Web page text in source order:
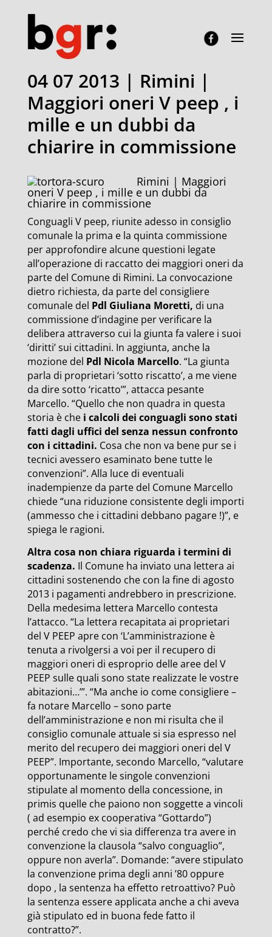
04 07 2013 | Rimini |
Maggiori oneri V peep , i
mille e un dubbi da
chiarire in commissione
Rimini | Maggiori
oneri V peep , i mille e un dubbi da
chiarire in commissione
Conguagli V peep, riunite adesso in consiglio
comunale la prima e la quinta commissione
per approfondire alcune questioni legate
all’operazione di raccatto dei maggiori oneri da
parte del Comune di Rimini. La convocazione
dietro richiesta, da parte del consigliere
comunale del Pdl Giuliana Moretti, di una
commissione d’indagine per verificare la
delibera attraverso cui la giunta fa valere i suoi
‘diritti’ sui cittadini. In aggiunta, anche la
mozione del Pdl Nicola Marcello. “La giunta
parla di proprietari ‘sotto riscatto’, a me viene
da dire sotto ‘ricatto’”, attacca pesante
Marcello. “Quello che non quadra in questa
storia è chei calcoli dei conguagli sono stati
fatti dagli uffici del senza nessun confronto
con i cittadini. Cosa che non va bene pur se i
tecnici avessero esaminato bene tutte le
convenzioni”. Alla luce di eventuali
inadempienze da parte del Comune Marcello
chiede “una riduzione consistente degli importi
(ammesso che i cittadini debbano pagare !)”, e
spiega le ragioni.
Altra cosa non chiara riguarda i termini di
scadenza. Il Comune ha inviato una lettera ai
cittadini sostenendo che con la fine di agosto
2013 i pagamenti andrebbero in prescrizione.
Della medesima lettera Marcello contesta
l’attacco. “La lettera recapitata ai proprietari
del V PEEP apre con ‘L’amministrazione è
tenuta a rivolgersi a voi per il recupero di
maggiori oneri di esproprio delle aree del V
PEEP sulle quali sono state realizzate le vostre
abitazioni…’”. “Ma anche io come consigliere –
fa notare Marcello – sono parte
dell’amministrazione e non mi risulta che il
consiglio comunale attuale si sia espresso nel
merito del recupero dei maggiori oneri del V
PEEP”. Importante, secondo Marcello, “valutare
opportunamente le singole convenzioni
stipulate al momento della concessione, in
primis quelle che paiono non soggette a vincoli
( ad esempio ex cooperativa “Gottardo”)
perché credo che vi sia differenza tra avere in
convenzione la clausola “salvo conguaglio”,
oppure non averla”. Domande: “avere stipulato
la convenzione prima degli anni ’80 oppure
dopo , la sentenza ha effetto retroattivo? Può
la sentenza essere applicata anche a chi aveva
già stipulato ed in buona fede fatto il
contratto?”.